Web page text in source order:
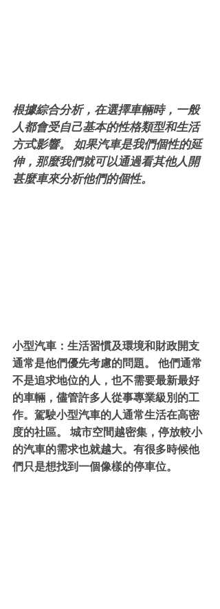
根據綜合分析，在選擇車輛時，一般
人都會受自己基本的性格類型和生活
方式影響。 如果汽車是我們個性的延
伸，那麼我們就可以通過看其他人開
甚麼車來分析他們的個性。
小型汽車：生活習慣及環境和財政開支
通常是他們優先考慮的問題。 他們通常
不是追求地位的人，也不需要最新最好
的車輛，儘管許多人從事專業級別的工
作。駕駛小型汽車的人通常生活在高密
度的社區。 城市空間越密集，停放較小
的汽車的需求也就越大。有很多時候他
們只是想找到一個像樣的停車位。